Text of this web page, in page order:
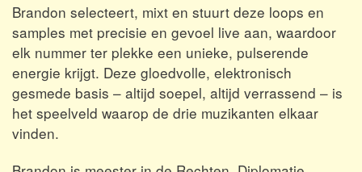
Brandon selecteert, mixt en stuurt deze loops en
samples met precisie en gevoel live aan, waardoor
elk nummer ter plekke een unieke, pulserende
energie krijgt. Deze gloedvolle, elektronisch
gesmede basis – altijd soepel, altijd verrassend – is
het speelveld waarop de drie muzikanten elkaar
vinden.